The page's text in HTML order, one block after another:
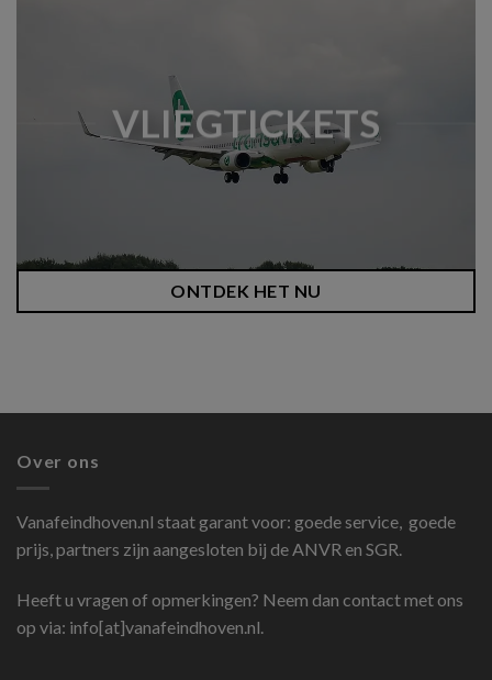
VLIEGTICKETS
ONTDEK HET NU
Over ons
Vanafeindhoven.nl staat garant voor: goede service, goede
prijs, partners zijn aangesloten bij de ANVR en SGR.
Heeft u vragen of opmerkingen? Neem dan contact met ons
op via: info[at]vanafeindhoven.nl.